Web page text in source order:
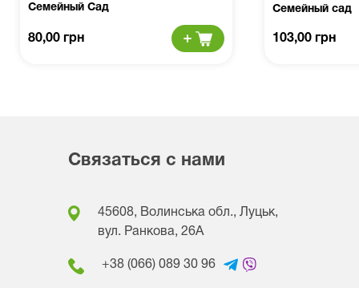
Семейный Сад
80,00 грн
Семейный сад
103,00 грн
Связаться с нами
45608, Волинська обл., Луцьк,
вул. Ранкова, 26A
+38 (066) 089 30 96